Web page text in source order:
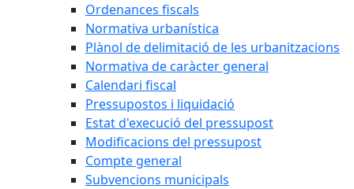
Ordenances fiscals
Normativa urbanística
Plànol de delimitació de les urbanitzacions
Normativa de caràcter general
Calendari fiscal
Pressupostos i liquidació
Estat d'execució del pressupost
Modificacions del pressupost
Compte general
Subvencions municipals